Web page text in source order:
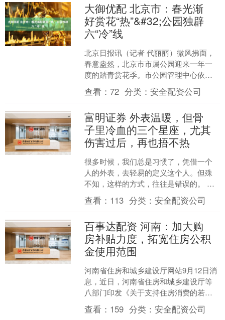
大御优配 北京市：春光渐
好赏花“热”&#32;公园独辟
六“冷”线
北京日报讯（记者 代丽丽）微风拂面，
春意盎然，北京市市属公园迎来一年一
度的踏青赏花季。市公园管理中心依托
深厚的古都园林文化底蕴，精心打造百
余场春日游园花事，开启....
查看：72 分类：安全配资公司
富明证券 外表温暖，但骨
子里冷血的三个星座，尤其
伤害过后，再也捂不热
很多时候，我们总是习惯了，凭借一个
人的外表，去轻易的定义这个人。但殊
不知，这样的方式，往往是错误的。 这
就好比对于有些人而言，他们外表给人
的感觉，往往都是相当的....
查看： 113 分类：安全配资公司
百事达配资 河南：加大购
房补贴力度，拓宽住房公积
金使用范围
河南省住房和城乡建设厅网站9月12日消
息，近日，河南省住房和城乡建设厅等
八部门印发《关于支持住房消费的若干
措施》，通过政府补贴、企业让利、金
融支持等多种方式降低....
查看： 159 分类：安全配资公司